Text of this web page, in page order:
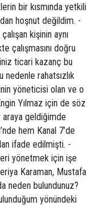
bir kısmında yetkili
hoşnut değildim. -
kişinin aynı
çalışmasını doğru
ticari kazanç bu
nedenle rahatsızlık
yöneticisi olan ve o
Yılmaz için de söz
araya geldiğimde
hem Kanal 7’de
ifade edilmişti. -
yönetmek için işe
Karaman, Mustafa
neden bulundunuz?
yönündeki